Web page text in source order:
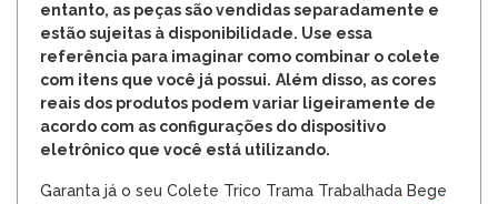
entanto, as peças são vendidas separadamente e
estão sujeitas à disponibilidade. Use essa
referência para imaginar como combinar o colete
com itens que você já possui. Além disso, as cores
reais dos produtos podem variar ligeiramente de
acordo com as configurações do dispositivo
eletrônico que você está utilizando.
Garanta já o seu Colete Trico Trama Trabalhada Bege